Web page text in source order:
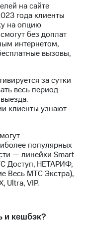
на сайте
года клиенты
на опцию
без доплат
интернетом,
вызовы,
за сутки
весь период
клиенты узнают
популярных
— линейки Smart
Доступ, НЕТАРИФ,
Весь МТС Экстра),
Ultra, VIP.
и кешбэк?